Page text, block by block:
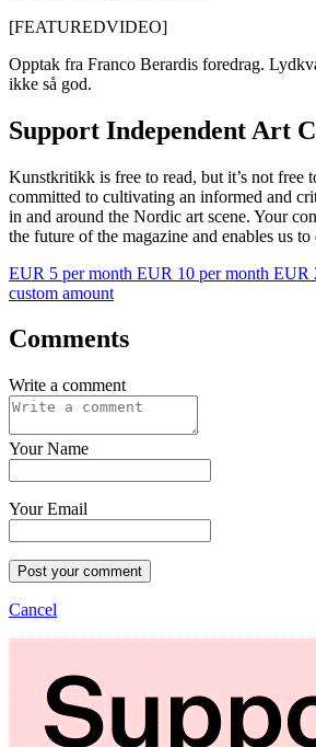
[FEATUREDVIDEO]
Opptak fra Franco Berardis foredrag.
ikke så god.
Support Independent Art
Kunstkritikk is free to read, but it’s not free
committed to cultivating an informed and
in and around the Nordic art scene. Your
the future of the magazine and enables us to
EUR 5 per month EUR 10 per month EUR
custom amount
Comments
Write a comment
Your Name
Your Email
Post your comment
Cancel